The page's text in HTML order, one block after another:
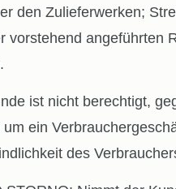
den Zulieferwerken;
vorstehend
ist nicht berechtigt,
ein
des